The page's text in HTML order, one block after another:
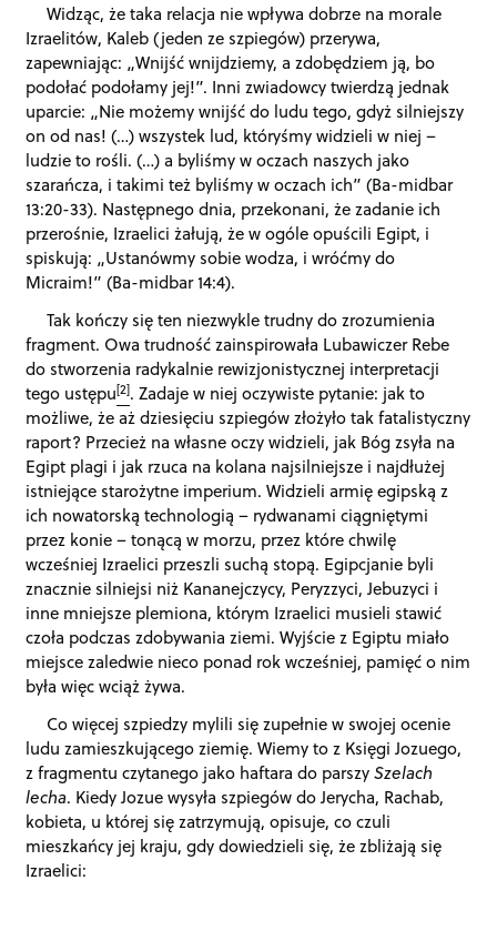
Widząc, że taka relacja nie wpływa dobrze na morale
Izraelitów, Kaleb (jeden ze szpiegów) przerywa,
zapewniając: „Wnijść wnijdziemy, a zdobędziem ją, bo
podołać podołamy jej!”. Inni zwiadowcy twierdzą jednak
uparcie: „Nie możemy wnijść do ludu tego, gdyż silniejszy
on od nas! (…) wszystek lud, któryśmy widzieli w niej –
ludzie to rośli. (…) a byliśmy w oczach naszych jako
szarańcza, i takimi też byliśmy w oczach ich” (Ba-midbar
13:20-33). Następnego dnia, przekonani, że zadanie ich
przerośnie, Izraelici żałują, że w ogóle opuścili Egipt, i
spiskują: „Ustanówmy sobie wodza, i wróćmy do
Micraim!” (Ba-midbar 14:4).
Tak kończy się ten niezwykle trudny do zrozumienia
fragment. Owa trudność zainspirowała Lubawiczer Rebe
do stworzenia radykalnie rewizjonistycznej interpretacji
tego ustępu[2]. Zadaje w niej oczywiste pytanie: jak to
możliwe, że aż dziesięciu szpiegów złożyło tak fatalistyczny
raport? Przecież na własne oczy widzieli, jak Bóg zsyła na
Egipt plagi i jak rzuca na kolana najsilniejsze i najdłużej
istniejące starożytne imperium. Widzieli armię egipską z
ich nowatorską technologią – rydwanami ciągniętymi
przez konie – tonącą w morzu, przez które chwilę
wcześniej Izraelici przeszli suchą stopą. Egipcjanie byli
znacznie silniejsi niż Kananejczycy, Peryzzyci, Jebuzyci i
inne mniejsze plemiona, którym Izraelici musieli stawić
czoła podczas zdobywania ziemi. Wyjście z Egiptu miało
miejsce zaledwie nieco ponad rok wcześniej, pamięć o nim
była więc wciąż żywa.
Co więcej szpiedzy mylili się zupełnie w swojej ocenie
ludu zamieszkującego ziemię. Wiemy to z Księgi Jozuego,
z fragmentu czytanego jako haftara do parszySzelach
lecha. Kiedy Jozue wysyła szpiegów do Jerycha, Rachab,
kobieta, u której się zatrzymują, opisuje, co czuli
mieszkańcy jej kraju, gdy dowiedzieli się, że zbliżają się
Izraelici: